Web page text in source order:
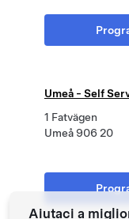
Umeå - Self
1 Fatvägen
Umeå 906 20
Aiutaci a